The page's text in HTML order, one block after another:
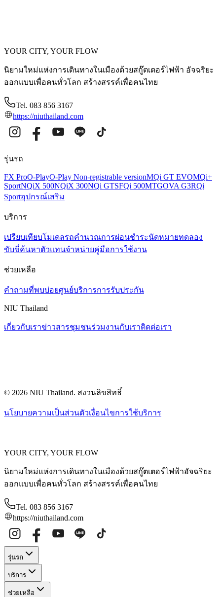
YOUR CITY, YOUR FLOW
นิยามใหม่แห่งการเดินทางในเมืองด้วยสกู๊ตเตอร์ไฟฟ้า อัจฉริยะ
ออกแบบเพื่อคนทั่วโลก สร้างสรรค์เพื่อคนไทย
Tel. 083 856 3167
https://niuthailand.com
รุ่นรถ
FX ProO-PlayO-Play Non-registrable versionMQi GT EVOMQi+
SportNQiX 500NQiX 300NQi GTSFQi 500MTGOVA G3RQi
Sportอุปกรณ์เสริม
บริการ
เปรียบเทียบโมเดลรถคำนวณการผ่อนชำระนัดหมายทดลอง
ขับขี่ค้นหาตัวแทนจำหน่ายคู่มือการใช้งาน
ช่วยเหลือ
คำถามที่พบบ่อยศูนย์บริการการรับประกัน
NIU Thailand
เกี่ยวกับเราข่าวสารชุมชนร่วมงานกับเราติดต่อเรา
© 2026 NIU Thailand. สงวนลิขสิทธิ์
นโยบายความเป็นส่วนตัวเงื่อนไขการใช้บริการ
YOUR CITY, YOUR FLOW
นิยามใหม่แห่งการเดินทางในเมืองด้วยสกู๊ตเตอร์ไฟฟ้าอัจฉริยะ
ออกแบบเพื่อคนทั่วโลก สร้างสรรค์เพื่อคนไทย
Tel. 083 856 3167
https://niuthailand.com
รุ่นรถ
บริการ
ช่วยเหลือ